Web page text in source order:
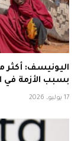
بسبب الأزمة
17 يوليو، 2026